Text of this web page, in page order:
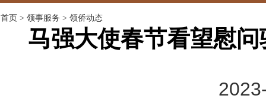
首页 > 领事服务 > 领侨动态
马强大使春节看望慰